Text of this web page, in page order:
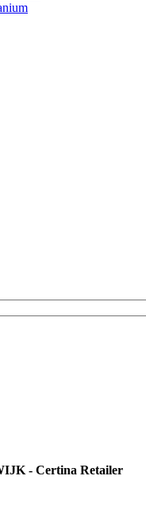
- Certina Retailer